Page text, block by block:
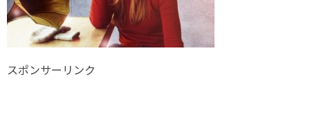
スポンサーリンク